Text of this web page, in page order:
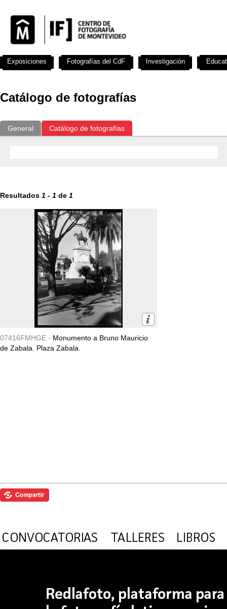
Catálogo de fotografías
General Catálogo de fotografías
Resultados 1 - 1 de 1
07416FMHGE - Monumento a Bruno Mauricio
de Zabala. Plaza Zabala.
Exposiciones Fotografías del CdF Investigación